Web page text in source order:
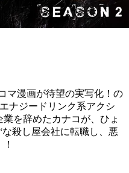
マ漫画が待望の実写化！の
ナジードリンク系アクシ
を辞めたカナコが、ひょ
殺し屋会社に転職し、悪